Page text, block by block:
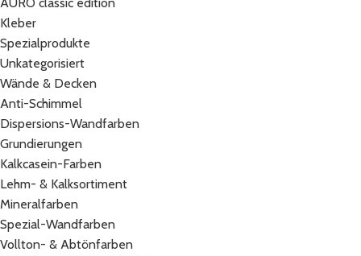
Kleber
Spezialprodukte
Unkategorisiert
Wände & Decken
Anti-Schimmel
Dispersions-Wandfarben
Grundierungen
Kalkcasein-Farben
Lehm- & Kalksortiment
Mineralfarben
Spezial-Wandfarben
Vollton- & Abtönfarben